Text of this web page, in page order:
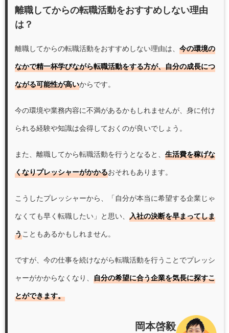
岡本啓毅
離職してからの転職活動をおすすめしない理由
は？
離職してからの転職活動をおすすめしない理由は、 今の環境の
なかで精一杯学びながら転職活動をする方が、自分の成長につ
ながる可能性が高いからです。
今の環境や業務内容に不満があるかもしれませんが、身に付け
られる経験や知識は会得しておくのが良いでしょう。
また、離職してから転職活動を行うとなると、 生活費を稼げな
くなりプレッシャーがかかるおそれもあります。
こうしたプレッシャーから、「自分が本当に希望する企業じゃ
なくても早く転職したい」と思い、 入社の決断を早まってしま
うこともあるかもしれません。
ですが、今の仕事を続けながら転職活動を行うことでプレッシ
ャーがかからなくなり、 自分の希望に合う企業を気長に探すこ
とができます。